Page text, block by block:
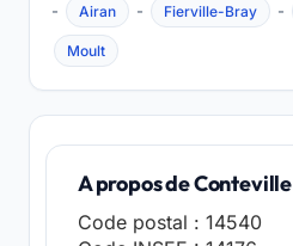
- Airan - Fierville-Bray -
Moult
A propos de Conteville
Code postal : 14540